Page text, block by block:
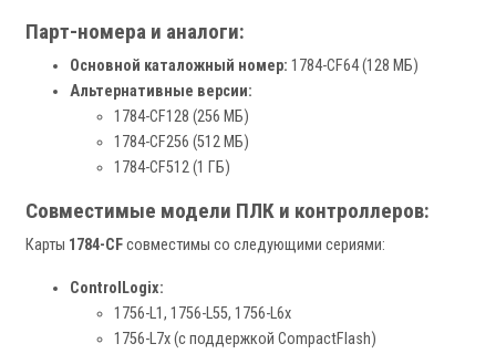
Парт-номера и аналоги:
Основной каталожный номер: 1784-CF64 (128 МБ)
Альтернативные версии:
1784-CF128 (256 МБ)
1784-CF256 (512 МБ)
1784-CF512 (1 ГБ)
Совместимые модели ПЛК и контроллеров:
Карты 1784-CFсовместимы со следующими сериями:
ControlLogix:
1756-L1, 1756-L55, 1756-L6x
1756-L7x (с поддержкой CompactFlash)